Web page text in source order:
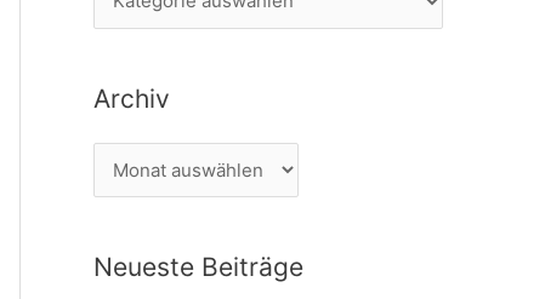
c
h
a
e
e
Archiv
r
h
Neueste Beiträge